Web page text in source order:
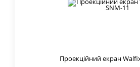
Проекційний екран